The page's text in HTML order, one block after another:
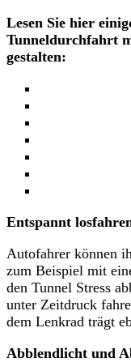
Lesen Sie hier
Tunneldurchfahrt
gestalten:
Entspannt
Autofahrer können
zum Beispiel mit
den Tunnel Stress
unter Zeitdruck
dem Lenkrad trägt
Abblendlicht und